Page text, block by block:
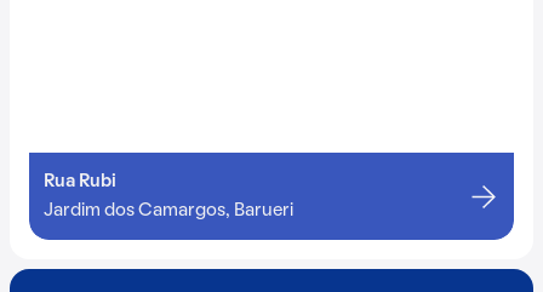
Rua Rubi
Jardim dos Camargos, Barueri